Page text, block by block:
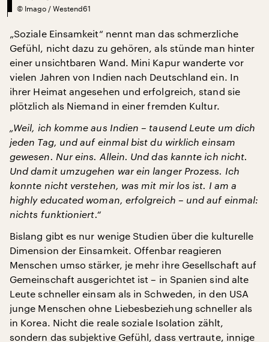
© Imago / Westend61
„Soziale Einsamkeit“ nennt man das schmerzliche
Gefühl, nicht dazu zu gehören, als stünde man hinter
einer unsichtbaren Wand. Mini Kapur wanderte vor
vielen Jahren von Indien nach Deutschland ein. In
ihrer Heimat angesehen und erfolgreich, stand sie
plötzlich als Niemand in einer fremden Kultur.
„Weil, ich komme aus Indien – tausend Leute um dich
jeden Tag, und auf einmal bist du wirklich einsam
gewesen. Nur eins. Allein. Und das kannte ich nicht.
Und damit umzugehen war ein langer Prozess. Ich
konnte nicht verstehen, was mit mir los ist. I am a
highly educated woman, erfolgreich – und auf einmal:
nichts funktioniert.“
Bislang gibt es nur wenige Studien über die kulturelle
Dimension der Einsamkeit. Offenbar reagieren
Menschen umso stärker, je mehr ihre Gesellschaft auf
Gemeinschaft ausgerichtet ist – in Spanien sind alte
Leute schneller einsam als in Schweden, in den USA
junge Menschen ohne Liebesbeziehung schneller als
in Korea. Nicht die reale soziale Isolation zählt,
sondern das subjektive Gefühl, dass vertraute, innige